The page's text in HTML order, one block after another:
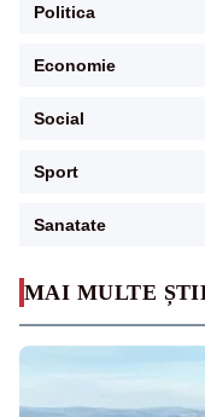
MAI MULTE
Politica
Economie
Social
Sport
Sanatate